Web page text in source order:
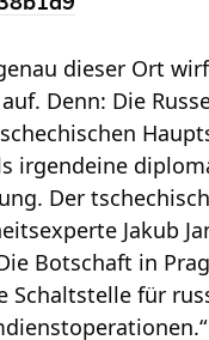
dieser Ort
Denn: Die
irgendeine
Der
Jakub
Botschaft in
Schaltstelle für